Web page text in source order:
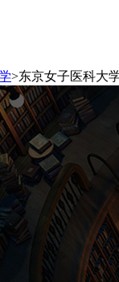
>东京女子医科大